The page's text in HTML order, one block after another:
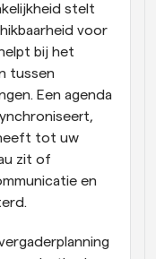
stelt
voor
bij het
tussen
Een agenda
tot uw
zit of
en